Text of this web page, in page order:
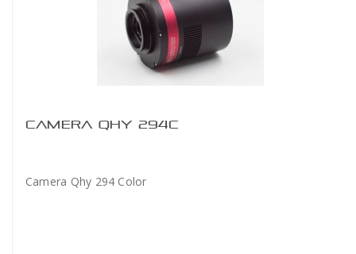
CAMERA QHY 294C
Camera Qhy 294 Color